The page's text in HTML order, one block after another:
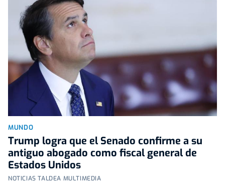
MUNDO
Trump logra que el Senado confirme a su
antiguo abogado como fiscal general de
Estados Unidos
NOTICIAS TALDEA MULTIMEDIA